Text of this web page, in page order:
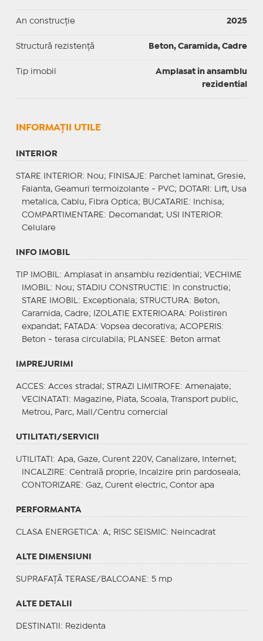
An construcție 2025
Structură rezistență Beton, Caramida, Cadre
Tip imobil
Amplasat in ansamblu
rezidential
INFORMAŢII UTILE
INTERIOR
STARE INTERIOR: Nou; FINISAJE : Parchet laminat, Gresie,
Faianta, Geamuri termoizolante - PVC;
DOTARI : Lift, Usa
metalica, Cablu, Fibra Optica; BUCATARIE : Inchisa;
COMPARTIMENTARE : Decomandat; USI INTERIOR:
Celulare
INFO IMOBIL
TIP IMOBIL : Amplasat in ansamblu rezidential; VECHIME
IMOBIL : Nou; STADIU CONSTRUCTIE : In constructie;
STARE IMOBIL : Exceptionala; STRUCTURA: Beton,
Caramida, Cadre;
IZOLATIE EXTERIOARA: Polistiren
expandat; FATADA: Vopsea decorativa; ACOPERIS:
Beton - terasa circulabila; PLANSEE : Beton armat
IMPREJURIMI
ACCES: Acces stradal; STRAZI LIMITROFE : Amenajate;
VECINATATI : Magazine, Piata, Scoala, Transport public,
Metrou, Parc, Mall/Centru comercial
UTILITATI/SERVICII
UTILITATI : Apa, Gaze, Curent 220V, Canalizare, Internet;
INCALZIRE : Centrală proprie, Incalzire prin pardoseala;
CONTORIZARE : Gaz, Curent electric, Contor apa
PERFORMANTA
CLASA ENERGETICA: A; RISC SEISMIC: Neincadrat
ALTE DIMENSIUNI
SUPRAFAȚĂ TERASE/BALCOANE: 5 mp
ALTE DETALII
DESTINATII : Rezidenta